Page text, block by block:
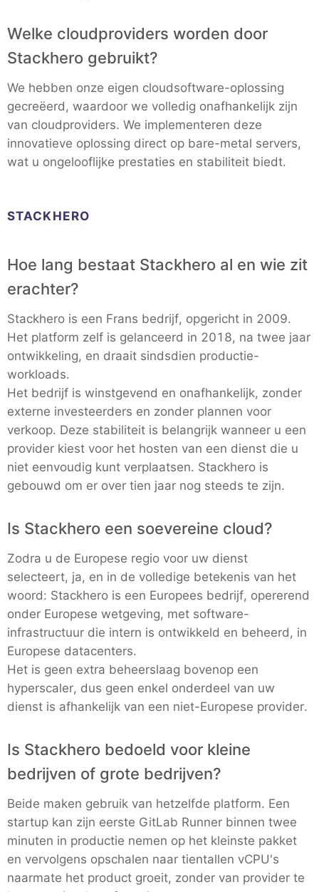
Welke cloudproviders worden door
Stackhero gebruikt?
We hebben onze eigen cloudsoftware-oplossing
gecreëerd, waardoor we volledig onafhankelijk zijn
van cloudproviders. We implementeren deze
innovatieve oplossing direct op bare-metal servers,
wat u ongelooflijke prestaties en stabiliteit biedt.
STACKHERO
Hoe lang bestaat Stackhero al en wie zit
erachter?
Stackhero is een Frans bedrijf, opgericht in 2009.
Het platform zelf is gelanceerd in 2018, na twee jaar
ontwikkeling, en draait sindsdien productie-
workloads.
Het bedrijf is winstgevend en onafhankelijk, zonder
externe investeerders en zonder plannen voor
verkoop. Deze stabiliteit is belangrijk wanneer u een
provider kiest voor het hosten van een dienst die u
niet eenvoudig kunt verplaatsen. Stackhero is
gebouwd om er over tien jaar nog steeds te zijn.
Is Stackhero een soevereine cloud?
Zodra u de Europese regio voor uw dienst
selecteert, ja, en in de volledige betekenis van het
woord: Stackhero is een Europees bedrijf, opererend
onder Europese wetgeving, met software-
infrastructuur die intern is ontwikkeld en beheerd, in
Europese datacenters.
Het is geen extra beheerslaag bovenop een
hyperscaler, dus geen enkel onderdeel van uw
dienst is afhankelijk van een niet-Europese provider.
Is Stackhero bedoeld voor kleine
bedrijven of grote bedrijven?
Beide maken gebruik van hetzelfde platform. Een
startup kan zijn eerste GitLab Runner binnen twee
minuten in productie nemen op het kleinste pakket
en vervolgens opschalen naar tientallen vCPU's
naarmate het product groeit, zonder van provider te